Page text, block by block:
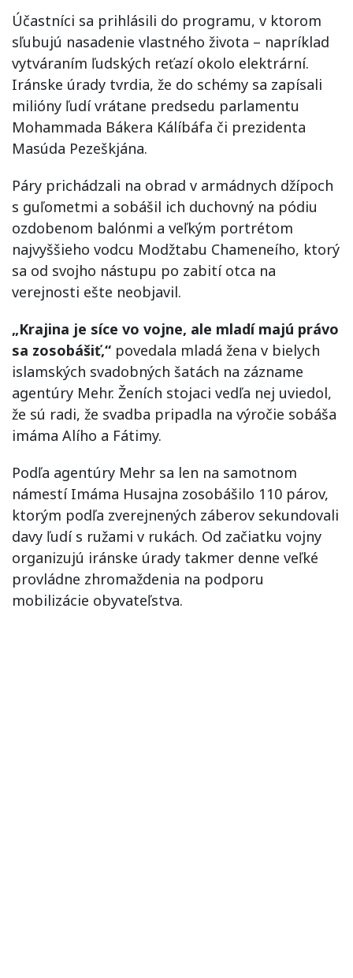
Účastníci sa prihlásili do programu, v ktorom
sľubujú nasadenie vlastného života – napríklad
vytváraním ľudských reťazí okolo elektrární.
Iránske úrady tvrdia, že do schémy sa zapísali
milióny ľudí vrátane predsedu parlamentu
Mohammada Bákera Kálíbáfa či prezidenta
Masúda Pezeškjána.
Páry prichádzali na obrad v armádnych džípoch
s guľometmi a sobášil ich duchovný na pódiu
ozdobenom balónmi a veľkým portrétom
najvyššieho vodcu Modžtabu Chameneího, ktorý
sa od svojho nástupu po zabití otca na
verejnosti ešte neobjavil.
„Krajina je síce vo vojne, ale mladí majú právo
sa zosobášiť,“ povedala mladá žena v bielych
islamských svadobných šatách na zázname
agentúry Mehr. Ženích stojaci vedľa nej uviedol,
že sú radi, že svadba pripadla na výročie sobáša
imáma Alího a Fátimy.
Podľa agentúry Mehr sa len na samotnom
námestí Imáma Husajna zosobášilo 110 párov,
ktorým podľa zverejnených záberov sekundovali
davy ľudí s ružami v rukách. Od začiatku vojny
organizujú iránske úrady takmer denne veľké
provládne zhromaždenia na podporu
mobilizácie obyvateľstva.